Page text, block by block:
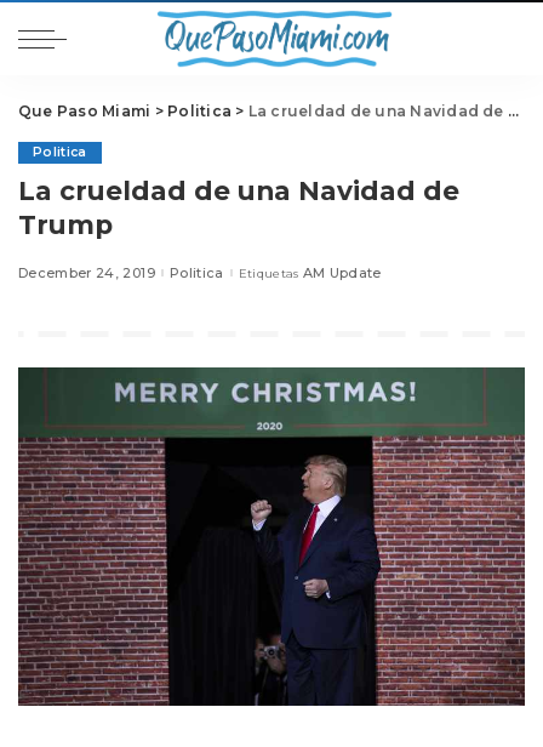
Que Paso Miami > Politica > La crueldad de una Navidad de Trump
Politica
La crueldad de una Navidad de
Trump
December 24, 2019 Politica Etiquetas AM Update